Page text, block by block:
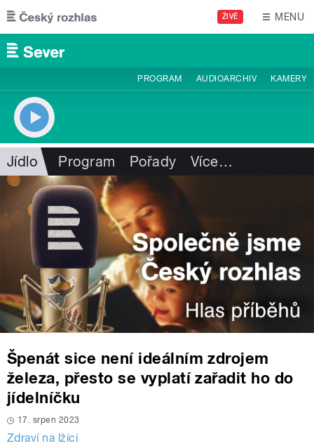
Přejít k hlavnímu obsahu
ŽIVĚ MENU
PROGRAM AUDIOARCHIV KAMERY
Jídlo Program Pořady Více…
Špenát sice není ideálním zdrojem
železa, přesto se vyplatí zařadit ho do
jídelníčku
17. srpen 2023
Zdraví na lžíci